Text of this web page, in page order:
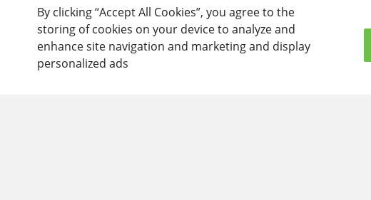
By clicking “Accept All Cookies”, you agree to the
storing of cookies on your device to analyze and
enhance site navigation and marketing and display
personalized ads